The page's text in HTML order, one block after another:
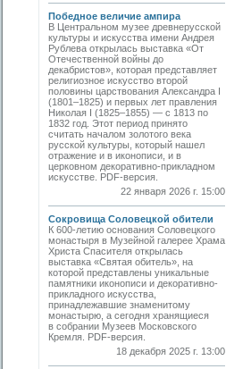
Победное величие ампира
В Центральном музее древнерусской
культуры и искусства имени Андрея
Рублева открылась выставка «От
Отечественной войны до
декабристов», которая представляет
религиозное искусство второй
половины царствования Александра I
(1801–1825) и первых лет правления
Николая I (1825–1855) — с 1813 по
1832 год. Этот период принято
считать началом золотого века
русской культуры, который нашел
отражение и в иконописи, и в
церковном декоративно-прикладном
искусстве. PDF-версия.
22 января 2026 г. 15:00
Сокровища Соловецкой обители
К 600-летию основания Соловецкого
монастыря в Музейной галерее Храма
Христа Спасителя открылась
выставка «Святая обитель», на
которой представлены уникальные
памятники иконописи и декоративно-
прикладного искусства,
принадлежавшие знаменитому
монастырю, а сегодня хранящиеся
в собрании Музеев Московского
Кремля. PDF-версия.
18 декабря 2025 г. 13:00